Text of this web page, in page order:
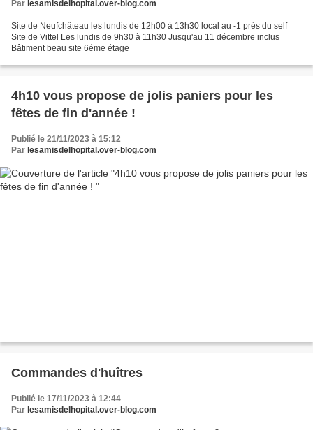
Par lesamisdelhopital.over-blog.com
Site de Neufchâteau les lundis de 12h00 à 13h30 local au -1 prés du self
Site de Vittel Les lundis de 9h30 à 11h30 Jusqu'au 11 décembre inclus
Bâtiment beau site 6éme étage
4h10 vous propose de jolis paniers pour les
fêtes de fin d'année !
Publié le 21/11/2023 à 15:12
Par lesamisdelhopital.over-blog.com
Commandes d'huîtres
Publié le 17/11/2023 à 12:44
Par lesamisdelhopital.over-blog.com